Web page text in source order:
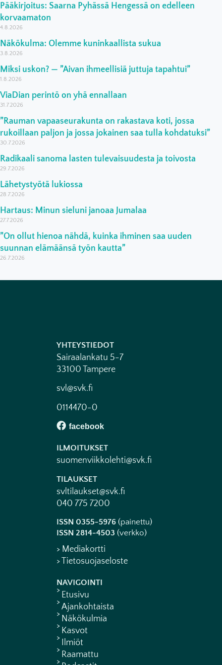
Pääkirjoitus: Saarna Pyhässä Hengessä on edelleen
korvaamaton
4.8.2026
Näkökulma: Olemme kuninkaallista sukua
3.8.2026
Miksi uskon? — ”Aivan ihmeellisiä juttuja tapahtui”
1.8.2026
ViaDian perintö on yhä ennallaan
31.7.2026
”Rauman vapaaseurakunta on rakastava koti, jossa
rukoillaan paljon ja jossa jokainen saa tulla kohdatuksi”
30.7.2026
Radikaali sanoma lasten tulevaisuudesta ja toivosta
29.7.2026
Lähetystyötä lukiossa
28.7.2026
Hartaus: Minun sieluni janoaa Jumalaa
27.7.2026
”On ollut hienoa nähdä, kuinka ihminen saa uuden
suunnan elämäänsä työn kautta”
26.7.2026
YHTEYSTIEDOT
Sairaalankatu 5-7
33100 Tampere
svl@svk.fi
0114470-0
ILMOITUKSET
suomenviikkolehti@svk.fi
TILAUKSET
svltilaukset@svk.fi
040 775 7200
ISSN 0355-5976 (painettu)
ISSN 2814-4503 (verkko)
> Mediakortti
> Tietosuojaseloste
NAVIGOINTI
Etusivu
Ajankohtaista
Näkökulmia
Kasvot
Ilmiöt
Raamattu